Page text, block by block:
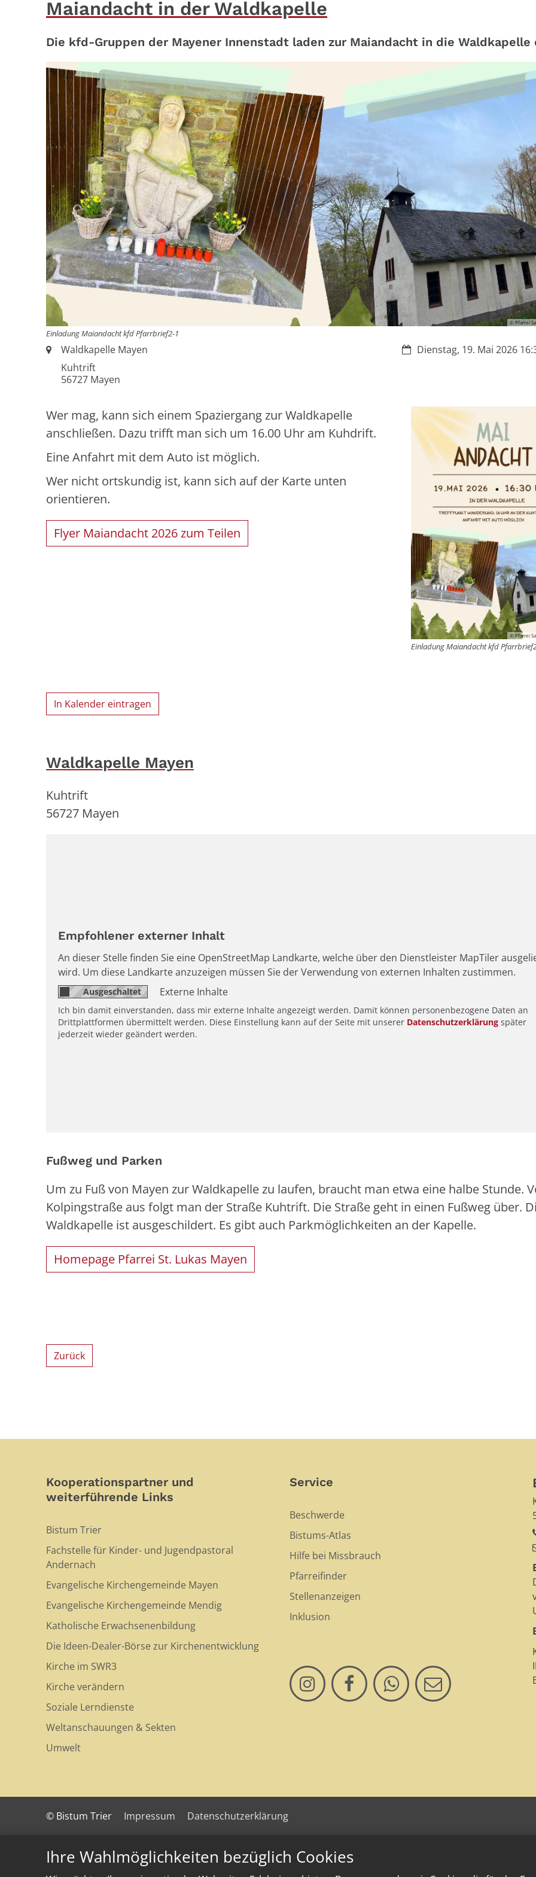
Ihre Wahlmöglichkeiten bezüglich Cookies
Maiandacht in der Waldkapelle
Die kfd-Gruppen der Mayener Innenstadt laden zur Maiandacht in die Waldkapelle
© Pfarrei
Einladung Maiandacht kfd Pfarrbrief2-1
Datum:Dienstag, 19. Mai 2026
Ort:Waldkapelle Mayen
Kuhtrift
56727 Mayen
© Pfarrei
Einladung Maiandacht kfd
Wer mag, kann sich einem Spaziergang zur Waldkapelle
anschließen. Dazu trifft man sich um 16.00 Uhr am Kuhdrift.
Eine Anfahrt mit dem Auto ist möglich.
Wer nicht ortskundig ist, kann sich auf der Karte unten
orientieren.
Flyer Maiandacht 2026 zum Teilen
In Kalender eintragen
Waldkapelle Mayen
Kuhtrift
56727 Mayen
Empfohlener externer Inhalt
An dieser Stelle finden Sie eine OpenStreetMap Landkarte, welche über den Dienstleister MapTiler
wird. Um diese Landkarte anzuzeigen müssen Sie der Verwendung von externen Inhalten zustimmen.
Externe Inhalte
Ich bin damit einverstanden, dass mir externe Inhalte angezeigt werden. Damit können personenbezogene Daten an
Drittplattformen übermittelt werden. Diese Einstellung kann auf der Seite mit unserer Datenschutzerklärung später
jederzeit wieder geändert werden.
Fußweg und Parken
Um zu Fuß von Mayen zur Waldkapelle zu laufen, braucht man etwa eine halbe Stunde.
Kolpingstraße aus folgt man der Straße Kuhtrift. Die Straße geht in einen Fußweg über.
Waldkapelle ist ausgeschildert. Es gibt auch Parkmöglichkeiten an der Kapelle.
Homepage Pfarrei St. Lukas Mayen
Zurück
Kooperationspartner und
weiterführende Links
Bistum Trier
Fachstelle für Kinder- und Jugendpastoral
Andernach
Evangelische Kirchengemeinde Mayen
Evangelische Kirchengemeinde Mendig
Katholische Erwachsenenbildung
Die Ideen-Dealer-Börse zur Kirchenentwicklung
Kirche im SWR3
Kirche verändern
Soziale Lerndienste
Weltanschauungen & Sekten
Umwelt
Service
Beschwerde
Bistums-Atlas
Hilfe bei Missbrauch
Pfarreifinder
Stellenanzeigen
Inklusion
© Bistum Trier Impressum Datenschutzerklärung